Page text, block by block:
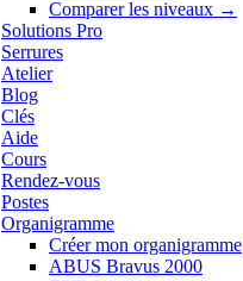
Comparer les niveaux →
Solutions Pro
Serrures
Atelier
Blog
Clés
Aide
Cours
Rendez-vous
Postes
Organigramme
Créer mon organigramme
ABUS Bravus 2000